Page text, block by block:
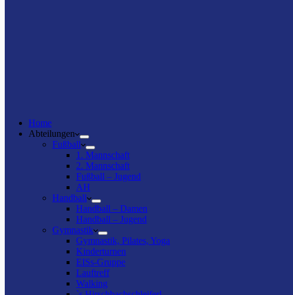
Home
Abteilungen
Fußball
1. Mannschaft
2. Mannschaft
Fußball – Jugend
AH
Handball
Handball – Damen
Handball – Jugend
Gymnastik
Gymnastik, Pilates, Yoga
Kinderturnen
EISs-Gruppe
Lauftreff
Walking